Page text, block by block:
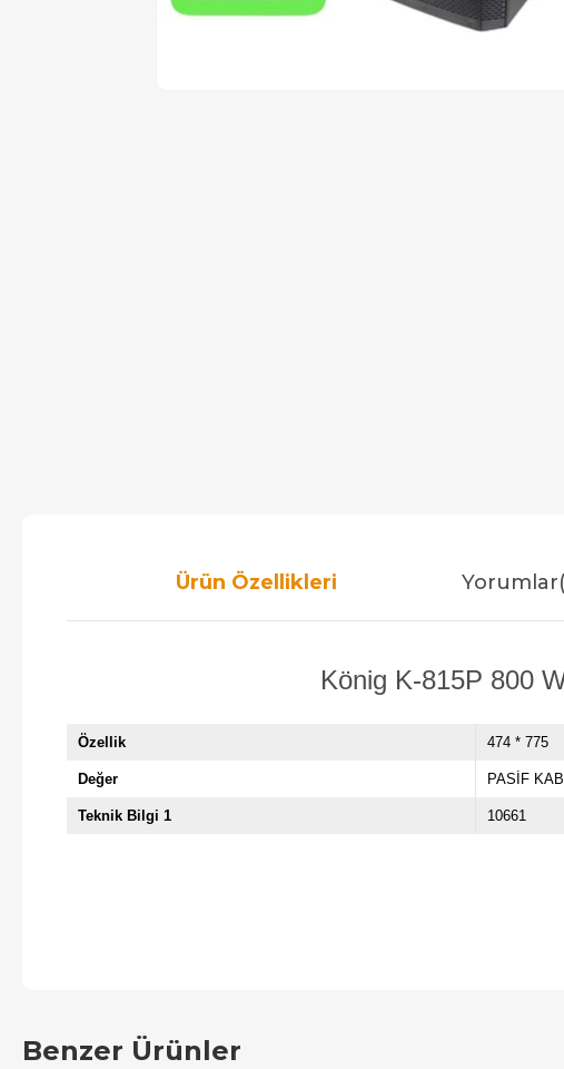
Ürün Özellikleri Yorumlar
König K-815P 800
Özellik 474 * 775
Değer PASİF
Teknik Bilgi 1 10661
Benzer Ürünler